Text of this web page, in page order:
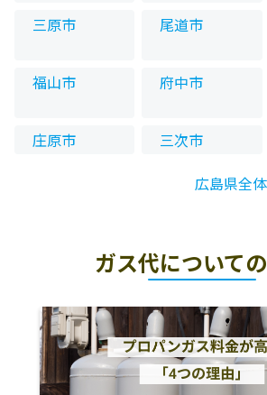
三原市
尾道市
福山市
府中市
庄原市
三次市
広島県全
ガス代について